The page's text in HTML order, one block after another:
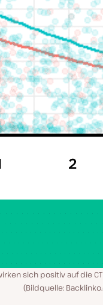
sich positiv auf die
(Bildquelle: